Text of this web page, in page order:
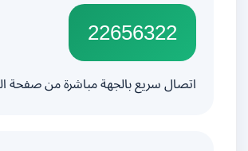
22656322
اتصال سريع بالجهة مباشرة من صفحة الدليل.